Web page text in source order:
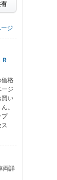
有
ジ
Ｒ
価格
ジ
買い
。
プ
両詳